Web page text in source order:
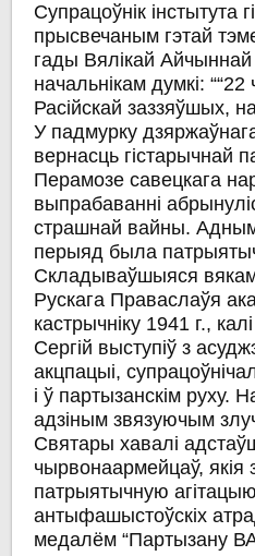
Супрацоўнік
прысвечаным гэтай
гады Вялікай
начальнікам думкі:
Расійскай заззяўшых,
У падмурку
вернасць гістарычнай
Перамозе савецкага
выпрабаванні
страшнай вайны. Адным
перыяд была
Складываўшыяся
Рускага Праваслаўя
кастрычніку 1941 г.,
Сергій выступіў з
акцпацыі,
і ў партызанскім руху.
адзіным звязуючым
Святары хавалі
чырвонаармейцаў, якія
патрыятычную агітацыю
антыфашыстоўскіх
медалём “Партызану